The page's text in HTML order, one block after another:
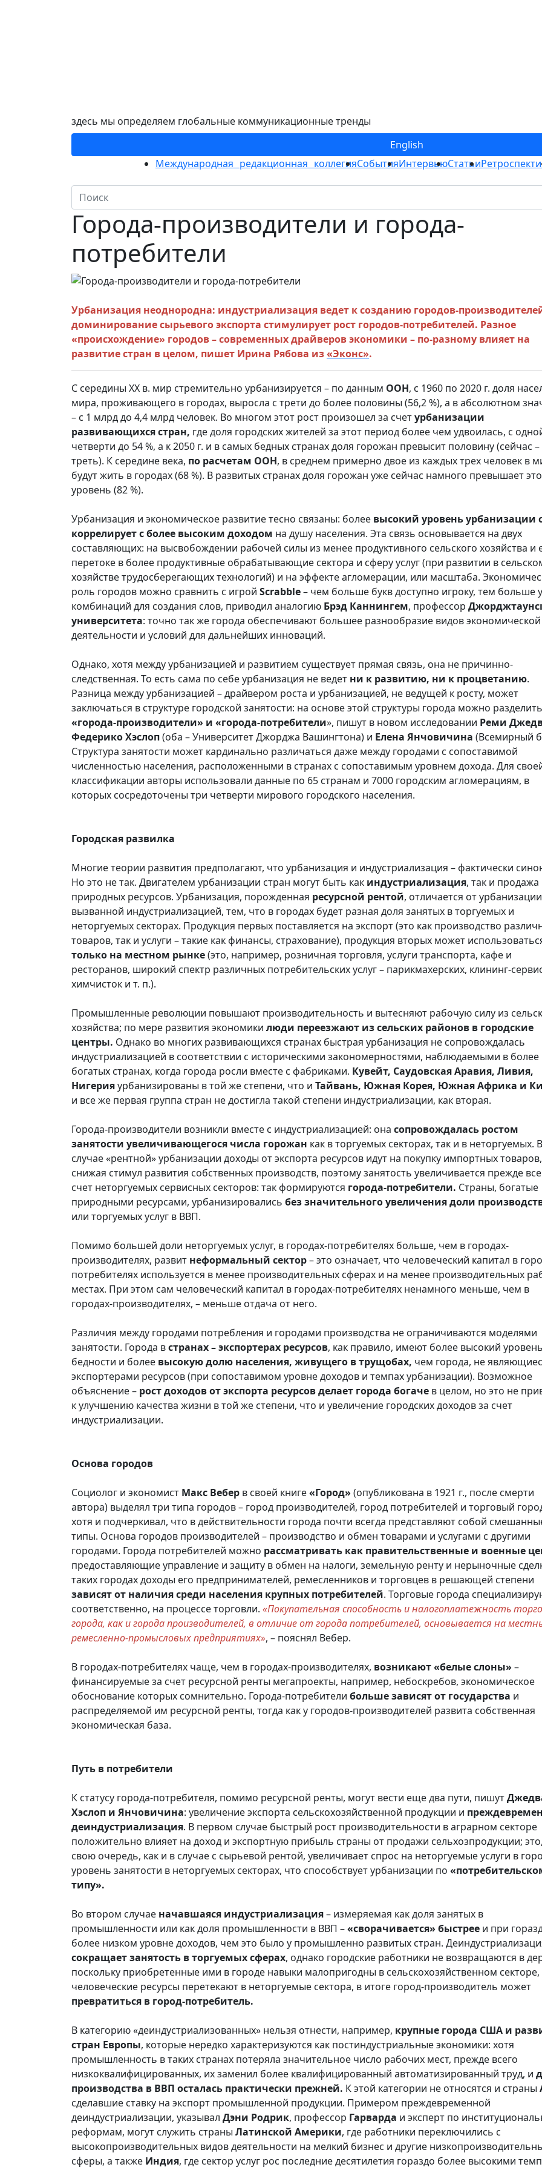
здесь мы определяем глобальные коммуникационные тренды
English
Международная редакционная коллегияСобытияИнтервьюСтатьи
Города-производители и города-
потребители
Урбанизация неоднородна: индустриализация ведет к созданию городов-
доминирование сырьевого экспорта стимулирует рост городов-потребителей. Разное
«происхождение» городов – современных драйверов экономики – по-разному влияет на
развитие стран в целом, пишет Ирина Рябова из«Эконс».
С середины XX в. мир стремительно урбанизируется – по данным ООН, с 1960 по 2020 г. доля
мира, проживающего в городах, выросла с трети до более половины (56,2 %), а в абсолютном
– с 1 млрд до 4,4 млрд человек. Во многом этот рост произошел за счетурбанизации
развивающихся стран, где доля городских жителей за этот период более чем удвоилась, с
четверти до 54 %, а к 2050 г. и в самых бедных странах доля горожан превысит половину (сейчас –
треть). К середине века, по расчетам ООН, в среднем примерно двое из каждых трех человек в
будут жить в городах (68 %). В развитых странах доля горожан уже сейчас намного превышает
уровень (82 %).
Урбанизация и экономическое развитие тесно связаны: более высокий уровень урбанизации
коррелирует с более высоким доходом на душу населения. Эта связь основывается на двух
составляющих: на высвобождении рабочей силы из менее продуктивного сельского хозяйства и
перетоке в более продуктивные обрабатывающие сектора и сферу услуг (при развитии в
хозяйстве трудосберегающих технологий) и на эффекте агломерации, или масштаба.
роль городов можно сравнить с игрой Scrabble– чем больше букв доступно игроку, тем больше
комбинаций для создания слов, приводил аналогию Брэд Каннингем, профессор
университета: точно так же города обеспечивают большее разнообразие видов экономической
деятельности и условий для дальнейших инноваций.
Однако, хотя между урбанизацией и развитием существует прямая связь, она не причинно-
следственная. То есть сама по себе урбанизация не ведет ни к развитию, ни к процветанию.
Разница между урбанизацией – драйвером роста и урбанизацией, не ведущей к росту, может
заключаться в структуре городской занятости: на основе этой структуры города можно
«города-производители» и «города-потребители», пишут в новом исследовании Реми
Федерико Хэслоп(оба – Университет Джорджа Вашингтона) и Елена Янчовичина (Всемирный
Структура занятости может кардинально различаться даже между городами с сопоставимой
численностью населения, расположенными в странах с сопоставимым уровнем дохода. Для
классификации авторы использовали данные по 65 странам и 7000 городским агломерациям, в
которых сосредоточены три четверти мирового городского населения.
Городская развилка
Многие теории развития предполагают, что урбанизация и индустриализация – фактически
Но это не так. Двигателем урбанизации стран могут быть как индустриализация, так и продажа
природных ресурсов. Урбанизация, порожденная ресурсной рентой, отличается от
вызванной индустриализацией, тем, что в городах будет разная доля занятых в торгуемых и
неторгуемых секторах. Продукция первых поставляется на экспорт (это как производство
товаров, так и услуги – такие как финансы, страхование), продукция вторых может
только на местном рынке(это, например, розничная торговля, услуги транспорта, кафе и
ресторанов, широкий спектр различных потребительских услуг – парикмахерских, клининг-
химчисток и т. п.).
Промышленные революции повышают производительность и вытесняют рабочую силу из
хозяйства; по мере развития экономики люди переезжают из сельских районов в городские
центры. Однако во многих развивающихся странах быстрая урбанизация не сопровождалась
индустриализацией в соответствии с историческими закономерностями, наблюдаемыми в более
богатых странах, когда города росли вместе с фабриками. Кувейт, Саудовская Аравия, Ливия,
Нигерияурбанизированы в той же степени, что и Тайвань, Южная Корея, Южная Африка и
и все же первая группа стран не достигла такой степени индустриализации, как вторая.
Города-производители возникли вместе с индустриализацией: она сопровождалась ростом
занятости увеличивающегося числа горожан как в торгуемых секторах, так и в неторгуемых. В
случае «рентной» урбанизации доходы от экспорта ресурсов идут на покупку импортных товаров,
снижая стимул развития собственных производств, поэтому занятость увеличивается прежде
счет неторгуемых сервисных секторов: так формируются города-потребители. Страны, богатые
природными ресурсами, урбанизировались без значительного увеличения доли
или торгуемых услуг в ВВП.
Помимо большей доли неторгуемых услуг, в городах-потребителях больше, чем в городах-
производителях, развит неформальный сектор– это означает, что человеческий капитал в
потребителях используется в менее производительных сферах и на менее производительных
местах. При этом сам человеческий капитал в городах-потребителях ненамного меньше, чем в
городах-производителях, – меньше отдача от него.
Различия между городами потребления и городами производства не ограничиваются моделями
занятости. Города встранах – экспортерах ресурсов, как правило, имеют более высокий уровень
бедности и более высокую долю населения, живущего в трущобах, чем города, не
экспортерами ресурсов (при сопоставимом уровне доходов и темпах урбанизации). Возможное
объяснение – рост доходов от экспорта ресурсов делает города богаче в целом, но это не
к улучшению качества жизни в той же степени, что и увеличение городских доходов за счет
индустриализации.
Основа городов
Социолог и экономист Макс Вебер в своей книге«Город» (опубликована в 1921 г., после смерти
автора) выделял три типа городов – город производителей, город потребителей и торговый
хотя и подчеркивал, что в действительности города почти всегда представляют собой
типы. Основа городов производителей – производство и обмен товарами и услугами с другими
городами. Города потребителей можно рассматривать как правительственные и военные
предоставляющие управление и защиту в обмен на налоги, земельную ренту и нерыночные
таких городах доходы его предпринимателей, ремесленников и торговцев в решающей степени
зависят от наличия среди населения крупных потребителей. Торговые города
соответственно, на процессе торговли. «Покупательная способность и налогоплатежность
города, как и города производителей, в отличие от города потребителей, основывается на
ремесленно-промысловых предприятиях», – пояснял Вебер.
В городах-потребителях чаще, чем в городах-производителях, возникают «белые слоны» –
финансируемые за счет ресурсной ренты мегапроекты, например, небоскребов, экономическое
обоснование которых сомнительно. Города-потребители больше зависят от государства и
распределяемой им ресурсной ренты, тогда как у городов-производителей развита собственная
экономическая база.
Путь в потребители
К статусу города-потребителя, помимо ресурсной ренты, могут вести еще два пути, пишут
Хэслоп и Янчовичина: увеличение экспорта сельскохозяйственной продукции и
деиндустриализация. В первом случае быстрый рост производительности в аграрном секторе
положительно влияет на доход и экспортную прибыль страны от продажи сельхозпродукции;
свою очередь, как и в случае с сырьевой рентой, увеличивает спрос на неторгуемые услуги в
уровень занятости в неторгуемых секторах, что способствует урбанизации по
типу».
Во втором случае начавшаяся индустриализация– измеряемая как доля занятых в
промышленности или как доля промышленности в ВВП –«сворачивается» быстрее и при
более низком уровне доходов, чем это было у промышленно развитых стран.
сокращает занятость в торгуемых сферах, однако городские работники не возвращаются в
поскольку приобретенные ими в городе навыки малопригодны в сельскохозяйственном секторе,
человеческие ресурсы перетекают в неторгуемые сектора, в итоге город-производитель может
превратиться в город-потребитель.
В категорию «деиндустриализованных» нельзя отнести, например, крупные города США и
стран Европы, которые нередко характеризуются как постиндустриальные экономики: хотя
промышленность в таких странах потеряла значительное число рабочих мест, прежде всего
низкоквалифицированных, их заменил более квалифицированный автоматизированный труд, и
производства в ВВП осталась практически прежней. К этой категории не относятся и страны
сделавшие ставку на экспорт промышленной продукции. Примером преждевременной
деиндустриализации, указывал Дэни Родрик, профессор Гарварда и эксперт по
реформам, могут служить страны Латинской Америки, где работники переключились с
высокопроизводительных видов деятельности на мелкий бизнес и другие
сферы, а также Индия, где сектор услуг рос последние десятилетия гораздо более высокими